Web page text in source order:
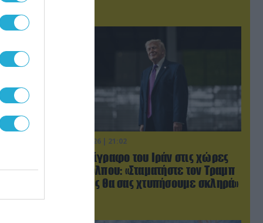
06.08.2026 | 21:02
Τελεσίγραφο του Ιράν στις χώρες
του Κόλπου: «Σταματήστε τον Τραμπ
αλλιώς θα σας χτυπήσουμε σκληρά»